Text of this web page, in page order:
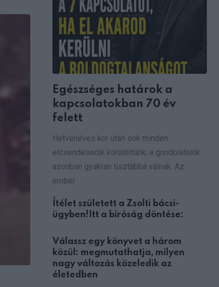
Email
Egészséges határok a
kapcsolatokban 70 év
felett
Hetvenéves kor után sok minden
elcsendesedik körülöttünk, a gondolataink
azonban gyakran tisztábbá válnak. Az
ember
Ítélet született a Zsolti bácsi-
ügyben!Itt a bíróság döntése:
Válassz egy könyvet a három
közül: megmutathatja, milyen
nagy változás közeledik az
életedben